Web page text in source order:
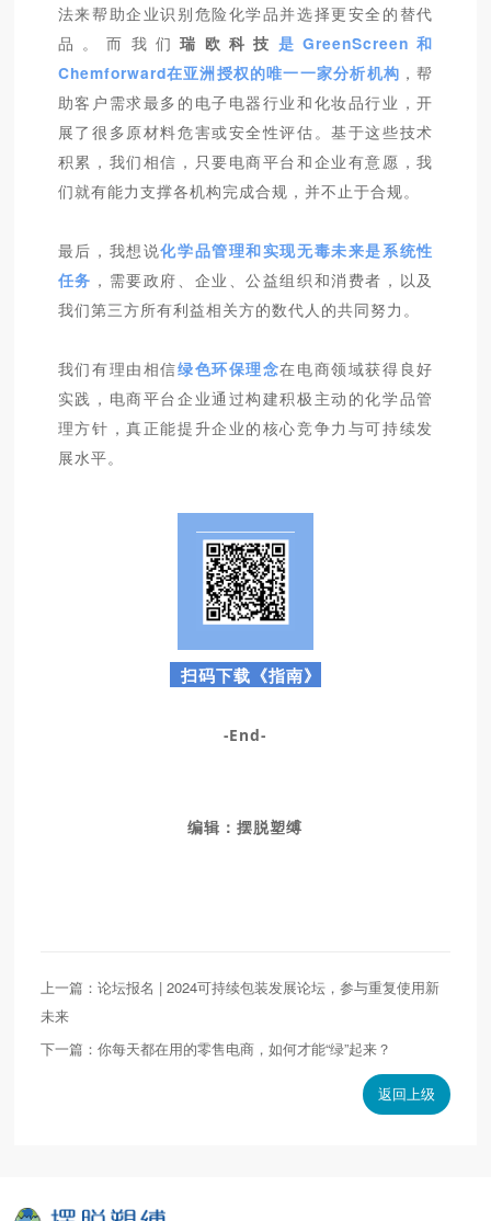
法来帮助企业识别危险化学品并选择更安全的替代
品。而我们瑞欧科技 是GreenScreen和
Chemforward在亚洲授权的唯一一家分析机构 ，帮
助客户需求最多的电子电器行业和化妆品行业，开
展了很多原材料危害或安全性评估。基于这些技术
积累，我们相信，只要电商平台和企业有意愿，我
们就有能力支撑各机构完成合规，并不止于合规。
最后，我想说化学品管理和实现无毒未来是系统性
任务 ，需要政府、企业、公益组织和消费者，以及
我们第三方所有利益相关方的数代人的共同努力。
我们有理由相信绿色环保理念在电商领域获得良好
实践，电商平台企业通过构建积极主动的化学品管
理方针，真正能提升企业的核心竞争力与可持续发
展水平。
扫码下载《指南》
-End-
编辑：摆脱塑缚
上一篇：论坛报名 | 2024可持续包装发展论坛，参与重复使用新
未来
下一篇：你每天都在用的零售电商，如何才能“绿”起来？
返回上级